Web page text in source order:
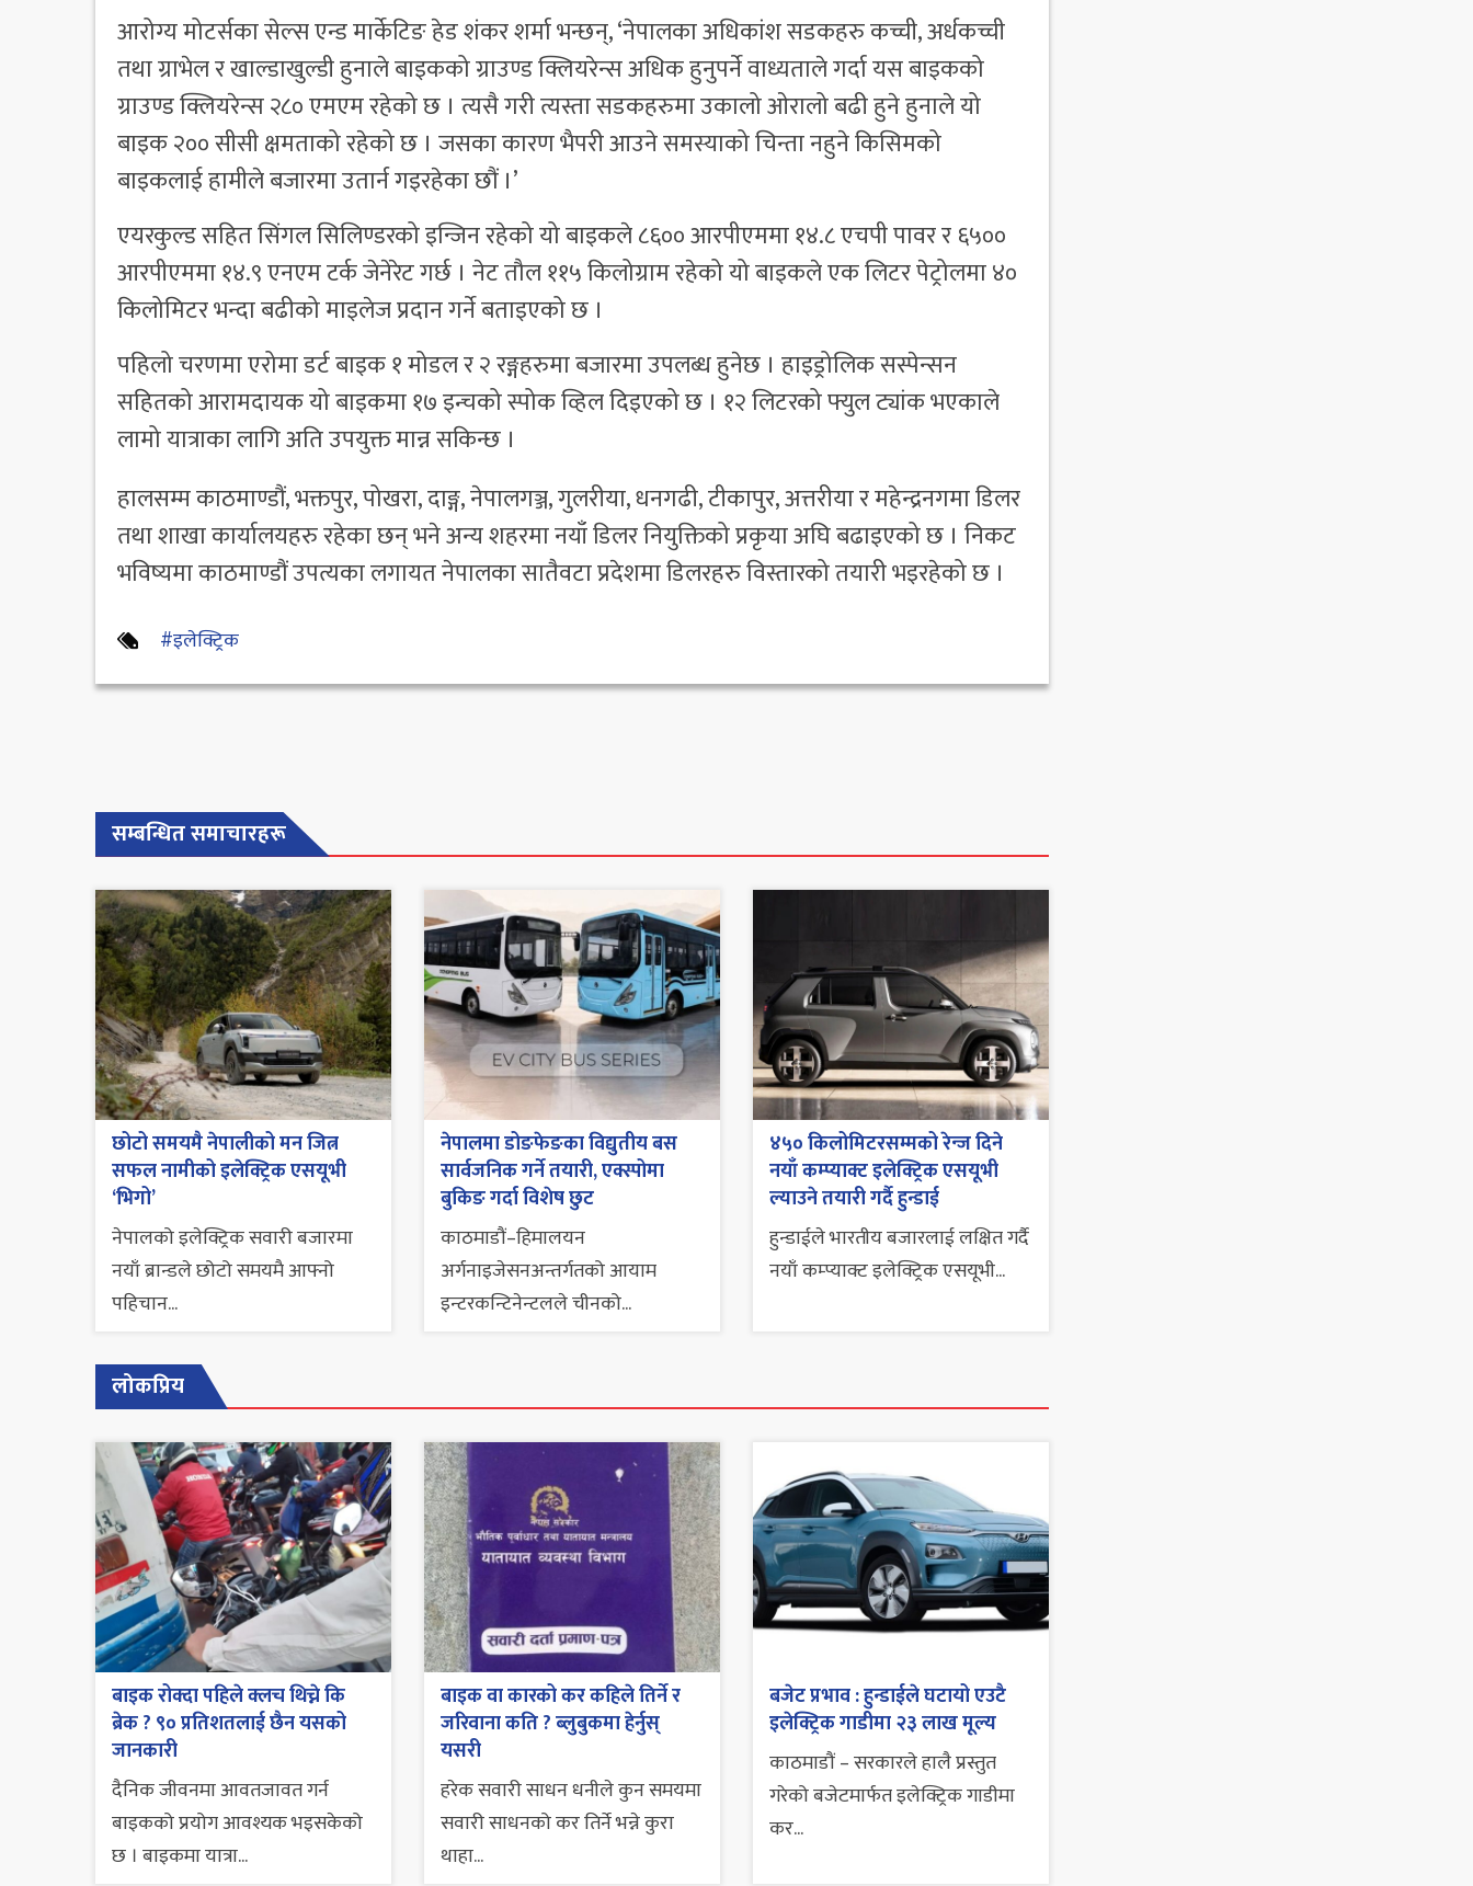
आरोग्य मोटर्सका सेल्स एन्ड मार्केटिङ हेड शंकर शर्मा भन्छन्, ‘नेपालका अधिकांश सडकहरु कच्ची, अर्धकच्ची
तथा ग्राभेल र खाल्डाखुल्डी हुनाले बाइकको ग्राउण्ड क्लियरेन्स अधिक हुनुपर्ने वाध्यताले गर्दा यस बाइकको
ग्राउण्ड क्लियरेन्स २८० एमएम रहेको छ । त्यसै गरी त्यस्ता सडकहरुमा उकालो ओरालो बढी हुने हुनाले यो
बाइक २०० सीसी क्षमताको रहेको छ । जसका कारण भैपरी आउने समस्याको चिन्ता नहुने किसिमको
बाइकलाई हामीले बजारमा उतार्न गइरहेका छौं ।’
एयरकुल्ड सहित सिंगल सिलिण्डरको इन्जिन रहेको यो बाइकले ८६०० आरपीएममा १४.८ एचपी पावर र ६५००
आरपीएममा १४.९ एनएम टर्क जेनेरेट गर्छ । नेट तौल ११५ किलोग्राम रहेको यो बाइकले एक लिटर पेट्रोलमा ४०
किलोमिटर भन्दा बढीको माइलेज प्रदान गर्ने बताइएको छ ।
पहिलो चरणमा एरोमा डर्ट बाइक १ मोडल र २ रङ्गहरुमा बजारमा उपलब्ध हुनेछ । हाइड्रोलिक सस्पेन्सन
सहितको आरामदायक यो बाइकमा १७ इन्चको स्पोक व्हिल दिइएको छ । १२ लिटरको फ्युल ट्यांक भएकाले
लामो यात्राका लागि अति उपयुक्त मान्न सकिन्छ ।
हालसम्म काठमाण्डौं, भक्तपुर, पोखरा, दाङ्ग, नेपालगञ्ज, गुलरीया, धनगढी, टीकापुर, अत्तरीया र महेन्द्रनगमा डिलर
तथा शाखा कार्यालयहरु रहेका छन् भने अन्य शहरमा नयाँ डिलर नियुक्तिको प्रकृया अघि बढाइएको छ । निकट
भविष्यमा काठमाण्डौं उपत्यका लगायत नेपालका सातैवटा प्रदेशमा डिलरहरु विस्तारको तयारी भइरहेको छ ।
#इलेक्ट्रिक
सम्बन्धित समाचारहरू
छोटो समयमै नेपालीको मन जित्न
सफल नामीको इलेक्ट्रिक एसयूभी
‘भिगो’
नेपालको इलेक्ट्रिक सवारी बजारमा
नयाँ ब्रान्डले छोटो समयमै आफ्नो
पहिचान...
नेपालमा डोङफेङका विद्युतीय बस
सार्वजनिक गर्ने तयारी, एक्स्पोमा
बुकिङ गर्दा विशेष छुट
काठमाडौं–हिमालयन
अर्गनाइजेसनअन्तर्गतको आयाम
इन्टरकन्टिनेन्टलले चीनको...
४५० किलोमिटरसम्मको रेन्ज दिने
नयाँ कम्प्याक्ट इलेक्ट्रिक एसयूभी
ल्याउने तयारी गर्दै हुन्डाई
हुन्डाईले भारतीय बजारलाई लक्षित गर्दै
नयाँ कम्प्याक्ट इलेक्ट्रिक एसयूभी...
लोकप्रिय
बाइक रोक्दा पहिले क्लच थिच्ने कि
ब्रेक ? ९० प्रतिशतलाई छैन यसको
जानकारी
दैनिक जीवनमा आवतजावत गर्न
बाइकको प्रयोग आवश्यक भइसकेको
छ । बाइकमा यात्रा...
बाइक वा कारको कर कहिले तिर्ने र
जरिवाना कति ? ब्लुबुकमा हेर्नुस्
यसरी
हरेक सवारी साधन धनीले कुन समयमा
सवारी साधनको कर तिर्ने भन्ने कुरा
थाहा...
बजेट प्रभाव : हुन्डाईले घटायो एउटै
इलेक्ट्रिक गाडीमा २३ लाख मूल्य
काठमाडौं – सरकारले हालै प्रस्तुत
गरेको बजेटमार्फत इलेक्ट्रिक गाडीमा
कर...